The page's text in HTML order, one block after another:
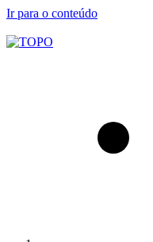
Ir para o conteúdo